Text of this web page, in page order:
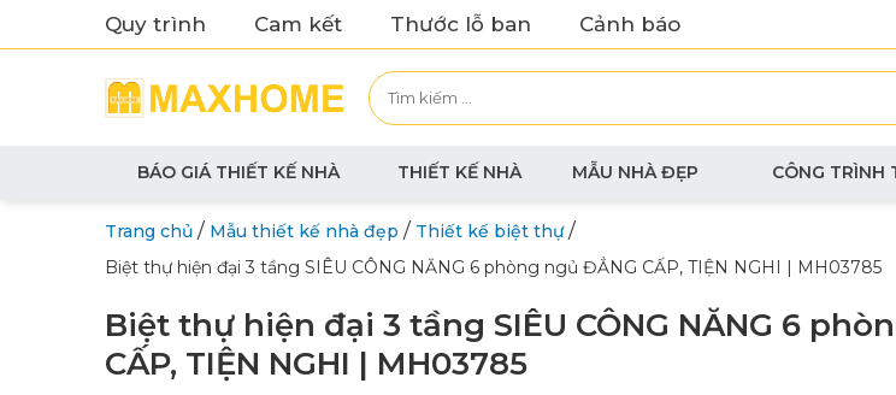
Quy trình Cam kết Thước lỗ ban Cảnh báo
BÁO GIÁ THIẾT KẾ NHÀ THIẾT KẾ NHÀ MẪU NHÀ ĐẸP CÔNG TRÌNH
Trang chủ / Mẫu thiết kế nhà đẹp / Thiết kế biệt thự/
Biệt thự hiện đại 3 tầng SIÊU CÔNG NĂNG 6 phòng ngủ ĐẲNG CẤP, TIỆN NGHI | MH03785
Biệt thự hiện đại 3 tầng SIÊU CÔNG NĂNG 6
CẤP, TIỆN NGHI | MH03785